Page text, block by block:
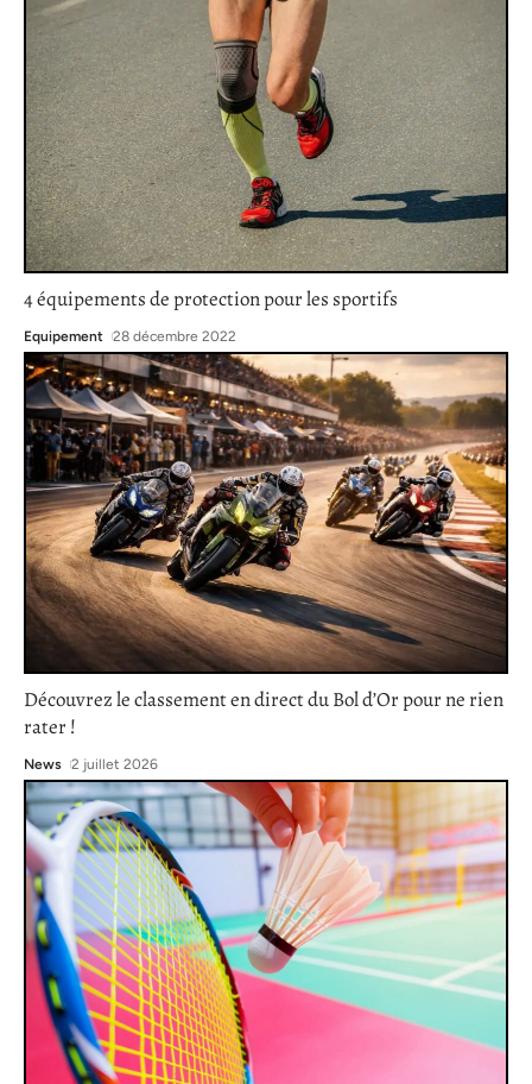
4 équipements de protection pour les sportifs
Equipement 28 décembre 2022
Découvrez le classement en direct du Bol d’Or pour ne rien
rater !
News 2 juillet 2026